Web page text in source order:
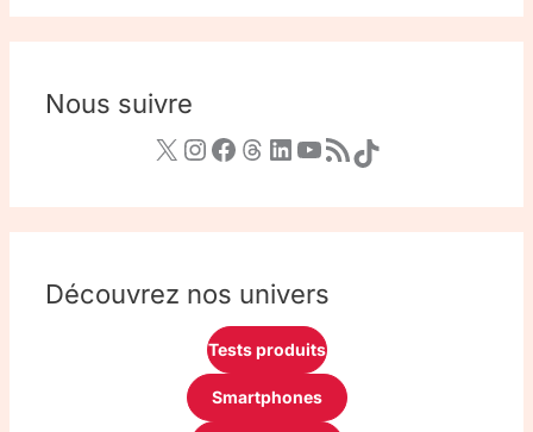
Nous suivre
Découvrez nos univers
Tests produits
Smartphones